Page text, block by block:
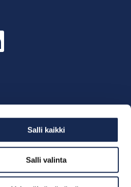
Salli kaikki
Salli valinta
LinkedIn